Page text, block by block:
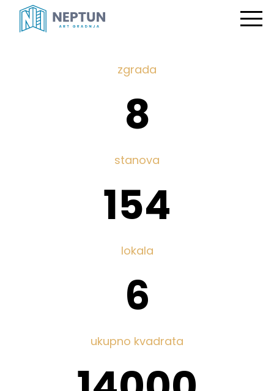
zgrada
8
stanova
154
lokala
6
ukupno kvadrata